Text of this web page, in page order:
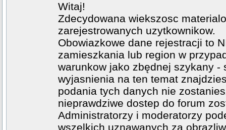
Witaj!
Zdecydowana wiekszosc
zarejestrowanych uzytkownikow.
Obowiazkowe dane rejestracji to
zamieszkania lub region w
warunkow jako zbędnej szykany
wyjasnienia na ten temat
podania tych danych nie
nieprawdziwe dostep do forum
Administratorzy i moderatorzy
wszelkich uznawanych za